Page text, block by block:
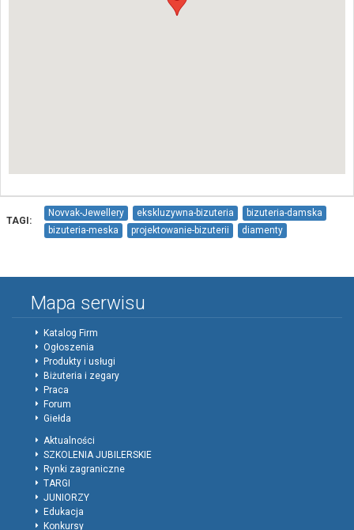
TAGI:
Novvak-Jewellery ekskluzywna-bizuteria
bizuteria-damska
bizuteria-meska
projektowanie-bizuterii
diamenty
Mapa serwisu
Katalog Firm
Ogłoszenia
Produkty i usługi
Biżuteria i zegary
Praca
Forum
Giełda
Aktualności
SZKOLENIA JUBILERSKIE
Rynki zagraniczne
TARGI
JUNIORZY
Edukacja
Konkursy